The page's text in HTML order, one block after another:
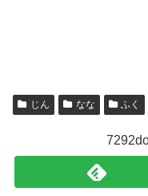
じん なな ふく